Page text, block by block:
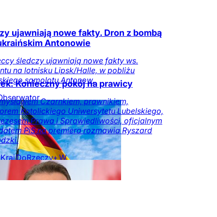
ujawniają nowe fakty. Dron z bombą
Antonowie
śledczy ujawniają nowe fakty ws.
na lotnisku Lipsk/Halle, w pobliżu
samolotu Antonow.
Konieczny pokój na prawicy
Czarnkiem, prawnikiem,
Katolickiego Uniwersytetu Lubelskiego,
Prawa i Sprawiedliwości, oficjalnym
PiS na premiera rozmawia Ryszard
KrajDoRzeczy+W
Tylko na